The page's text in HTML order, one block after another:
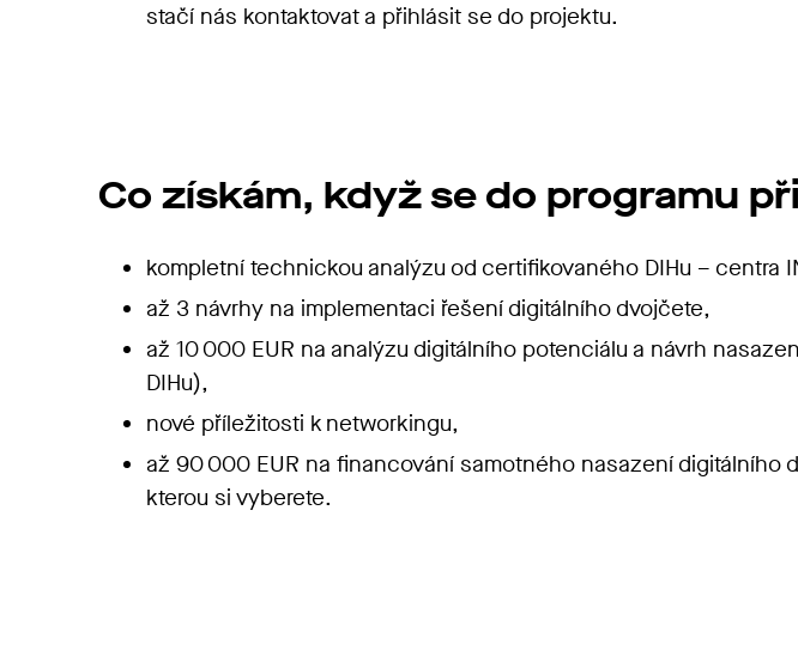
stačí nás kontaktovat a přihlásit se do projektu.
Co získám, když se do programu
kompletní technickou analýzu od certifikovaného DIHu – centra
až 3 návrhy na implementaci řešení digitálního dvojčete,
až 10 000 EUR na analýzu digitálního potenciálu a návrh
DIHu),
nové příležitosti k networkingu,
až 90 000 EUR na financování samotného nasazení
kterou si vyberete.